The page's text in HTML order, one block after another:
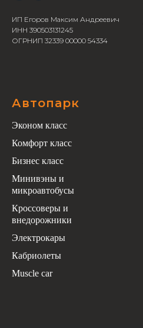
ИП Егоров Максим Андреевич
ИНН 390503131245
ОГРНИП 32339 00000 54334
Автопарк
Эконом класс
Комфорт класс
Бизнес класс
Минивэны и
микроавтобусы
Кроссоверы и
внедорожники
Электрокары
Кабриолеты
Muscle car